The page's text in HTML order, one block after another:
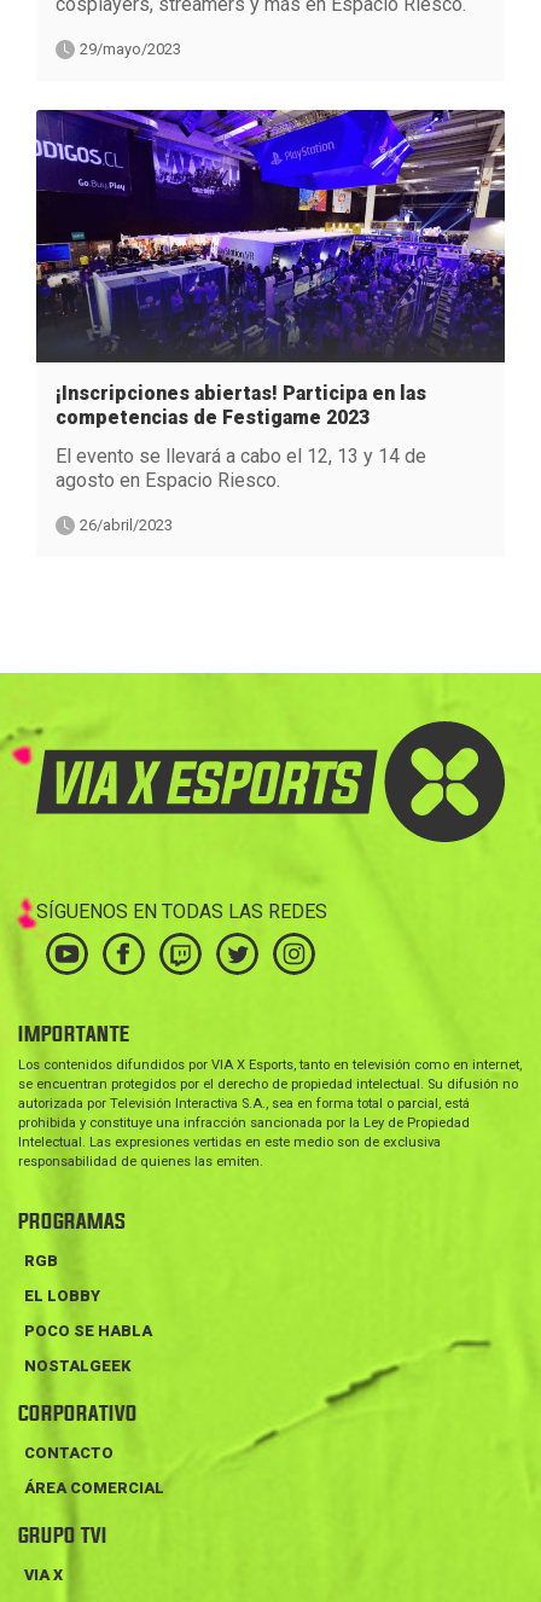
29/mayo/2023
¡Inscripciones abiertas! Participa en las
competencias de Festigame 2023
El evento se llevará a cabo el 12, 13 y 14 de
agosto en Espacio Riesco.
26/abril/2023
SÍGUENOS EN TODAS LAS REDES
IMPORTANTE
Los contenidos difundidos por VIA X Esports, tanto en televisión como en internet,
se encuentran protegidos por el derecho de propiedad intelectual. Su difusión no
autorizada por Televisión Interactiva S.A., sea en forma total o parcial, está
prohibida y constituye una infracción sancionada por la Ley de Propiedad
Intelectual. Las expresiones vertidas en este medio son de exclusiva
responsabilidad de quienes las emiten.
PROGRAMAS
RGB
EL LOBBY
POCO SE HABLA
NOSTALGEEK
CORPORATIVO
CONTACTO
ÁREA COMERCIAL
GRUPO TVI
VIA X